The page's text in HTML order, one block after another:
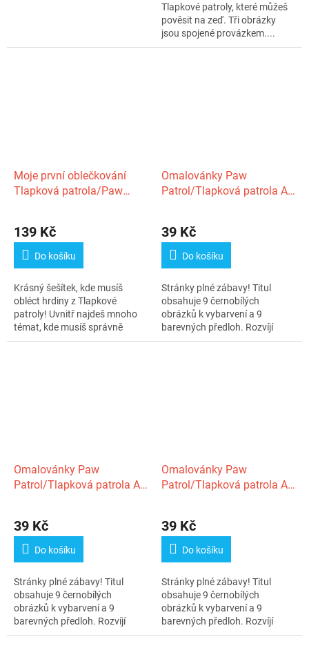
Tlapkové patroly, které můžeš
pověsit na zeď. Tři obrázky
jsou spojené provázkem....
Moje první oblečkování
Tlapková patrola/Paw
139 Kč
Do košíku
Krásný šešítek, kde musíš
obléct hrdiny z Tlapkové
patroly! Uvnitř najdeš mnoho
témat, kde musíš správně
nalepit...
Omalovánky Paw
Patrol/Tlapková patrola A5
39 Kč
Do košíku
Stránky plné zábavy! Titul
obsahuje 9 černobílých
obrázků k vybarvení a 9
barevných předloh. Rozvíjí
nejen dětskou...
Omalovánky Paw
Patrol/Tlapková patrola A5
39 Kč
Do košíku
Stránky plné zábavy! Titul
obsahuje 9 černobílých
obrázků k vybarvení a 9
barevných předloh. Rozvíjí
nejen dětskou...
Omalovánky Paw
Patrol/Tlapková patrola A5
39 Kč
Do košíku
Stránky plné zábavy! Titul
obsahuje 9 černobílých
obrázků k vybarvení a 9
barevných předloh. Rozvíjí
nejen dětskou...